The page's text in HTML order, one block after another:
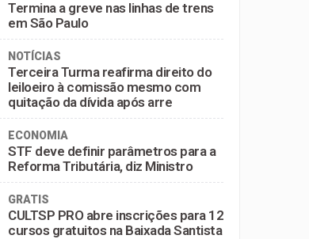
Termina a greve nas linhas de trens
em São Paulo
NOTÍCIAS
Terceira Turma reafirma direito do
leiloeiro à comissão mesmo com
quitação da dívida após arre
ECONOMIA
STF deve definir parâmetros para a
Reforma Tributária, diz Ministro
GRATIS
CULTSP PRO abre inscrições para 12
cursos gratuitos na Baixada Santista